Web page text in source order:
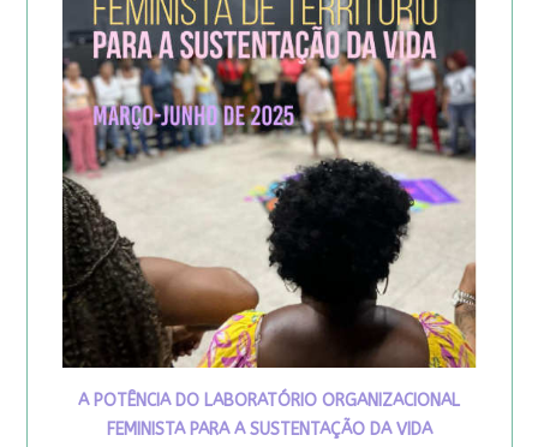
A POTÊNCIA DO LABORATÓRIO ORGANIZACIONAL
FEMINISTA PARA A SUSTENTAÇÃO DA VIDA